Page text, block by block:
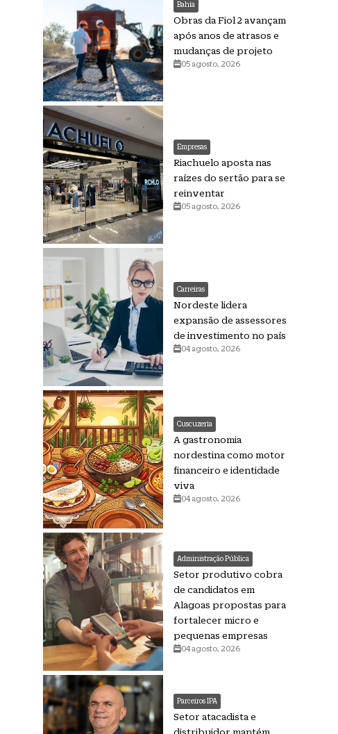
Bahia
Obras da Fiol 2 avançam
após anos de atrasos e
mudanças de projeto
05 agosto, 2026
Empresas
Riachuelo aposta nas
raízes do sertão para se
reinventar
05 agosto, 2026
Carreiras
Nordeste lidera
expansão de assessores
de investimento no país
04 agosto, 2026
Cuscuzeria
A gastronomia
nordestina como motor
financeiro e identidade
viva
04 agosto, 2026
Administração Pública
Setor produtivo cobra
de candidatos em
Alagoas propostas para
fortalecer micro e
pequenas empresas
04 agosto, 2026
Parceiros IPA
Setor atacadista e
distribuidor mantém